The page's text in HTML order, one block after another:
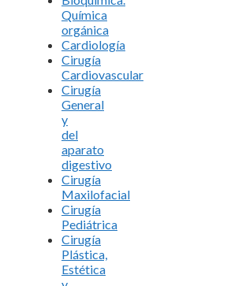
Química
orgánica
Cardiología
Cirugía
Cardiovascular
Cirugía
General
y
del
aparato
digestivo
Cirugía
Maxilofacial
Cirugía
Pediátrica
Cirugía
Plástica,
Estética